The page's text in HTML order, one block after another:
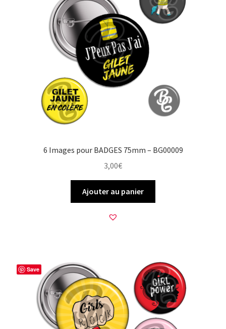
6 Images pour BADGES 75mm – BG00009
3,00€
Ajouter au panier
Save